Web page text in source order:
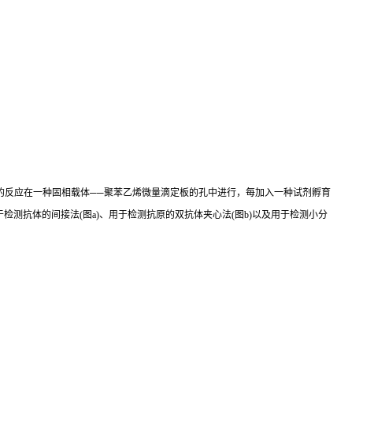
反应在一种固相载体──聚苯乙烯微量滴定板的孔中进行，每加入一种试剂孵育
检测抗体的间接法(图a)、用于检测抗原的双抗体夹心法(图b)以及用于检测小分